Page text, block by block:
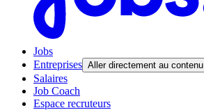
Jobs
Entreprises Aller directement au contenu
Salaires
Job Coach
Espace recruteurs